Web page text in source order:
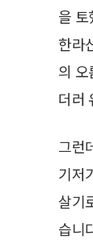
을
한라
의
더러
그런
기저
살기
습니